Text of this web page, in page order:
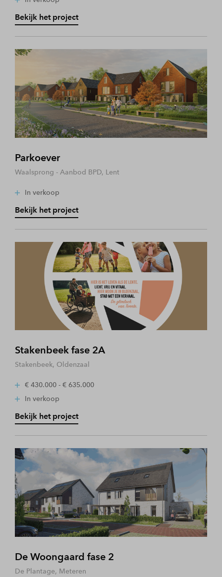
Bekijk het project
Parkoever
Waalsprong - Aanbod BPD, Lent
In verkoop
Bekijk het project
Stakenbeek fase 2A
Stakenbeek, Oldenzaal
€ 430.000 - € 635.000
In verkoop
Bekijk het project
De Woongaard fase 2
De Plantage, Meteren